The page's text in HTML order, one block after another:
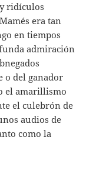
ridículos
era tan
en tiempos
admiración
o del ganador
el amarillismo
el culebrón de
audios de
como la